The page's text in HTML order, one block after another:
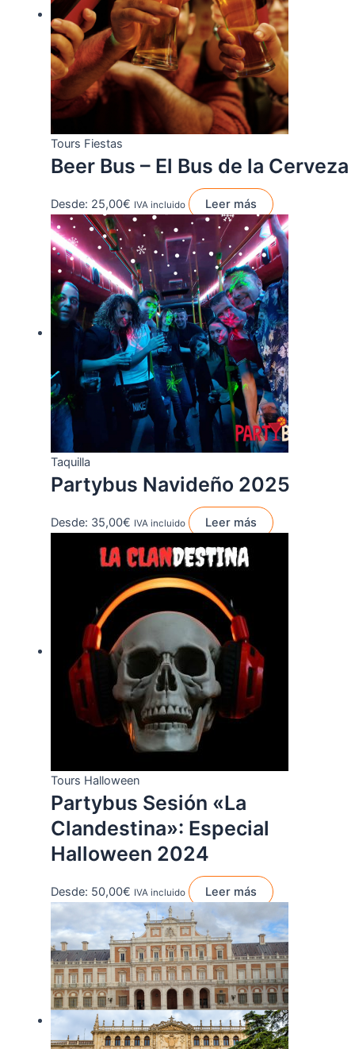
Tours Fiestas
Beer Bus – El Bus de la Cerveza
Desde: 25,00€ IVA incluido Leer más
Taquilla
Partybus Navideño 2025
Desde: 35,00€ IVA incluido Leer más
Tours Halloween
Partybus Sesión «La
Clandestina»: Especial
Halloween 2024
Desde: 50,00€ IVA incluido Leer más